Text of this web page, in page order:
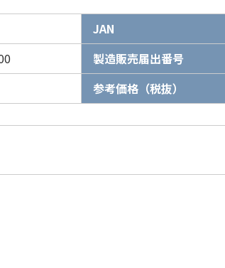
JAN
製造販売届出番号
参考価格（税抜）